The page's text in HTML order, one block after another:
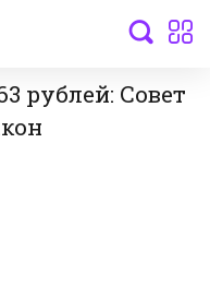
рублей: Совет